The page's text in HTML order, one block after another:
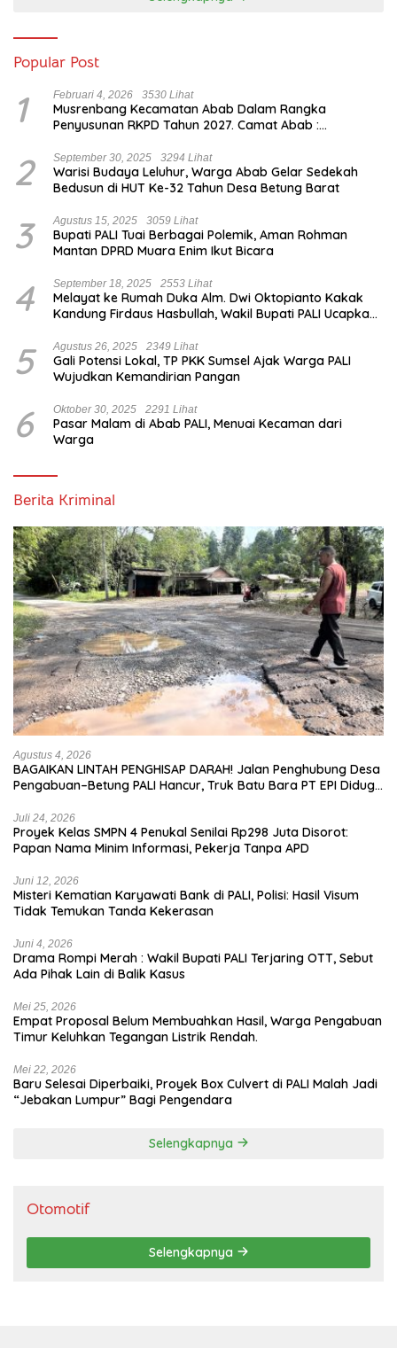
Popular Post
1 Februari 4, 2026 3530 Lihat
Musrenbang Kecamatan Abab Dalam Rangka
Penyusunan RKPD Tahun 2027. Camat Abab :
2 September 30, 2025 3294 Lihat
Warisi Budaya Leluhur, Warga Abab Gelar Sedekah
Bedusun di HUT Ke-32 Tahun Desa Betung Barat
3 Agustus 15, 2025 3059 Lihat
Bupati PALI Tuai Berbagai Polemik, Aman Rohman
Mantan DPRD Muara Enim Ikut Bicara
4 September 18, 2025 2553 Lihat
Melayat ke Rumah Duka Alm. Dwi Oktopianto Kakak
Kandung Firdaus Hasbullah, Wakil Bupati PALI Ucapkan
5 Agustus 26, 2025 2349 Lihat
Gali Potensi Lokal, TP PKK Sumsel Ajak Warga PALI
Wujudkan Kemandirian Pangan
6 Oktober 30, 2025 2291 Lihat
Pasar Malam di Abab PALI, Menuai Kecaman dari
Warga
Berita Kriminal
Agustus 4, 2026
BAGAIKAN LINTAH PENGHISAP DARAH! Jalan Penghubung Desa
Pengabuan–Betung PALI Hancur, Truk Batu Bara PT EPI Diduga
Juli 24, 2026
Proyek Kelas SMPN 4 Penukal Senilai Rp298 Juta Disorot:
Papan Nama Minim Informasi, Pekerja Tanpa APD
Juni 12, 2026
Misteri Kematian Karyawati Bank di PALI, Polisi: Hasil Visum
Tidak Temukan Tanda Kekerasan
Juni 4, 2026
Drama Rompi Merah : Wakil Bupati PALI Terjaring OTT, Sebut
Ada Pihak Lain di Balik Kasus
Mei 25, 2026
Empat Proposal Belum Membuahkan Hasil, Warga Pengabuan
Timur Keluhkan Tegangan Listrik Rendah.
Mei 22, 2026
Baru Selesai Diperbaiki, Proyek Box Culvert di PALI Malah Jadi
“Jebakan Lumpur” Bagi Pengendara
Selengkapnya
Otomotif
Selengkapnya